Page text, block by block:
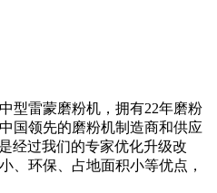
型雷蒙磨粉机，拥有22年磨粉
国领先的磨粉机制造商和供应
经过我们的专家优化升级改
、环保、占地面积小等优点，